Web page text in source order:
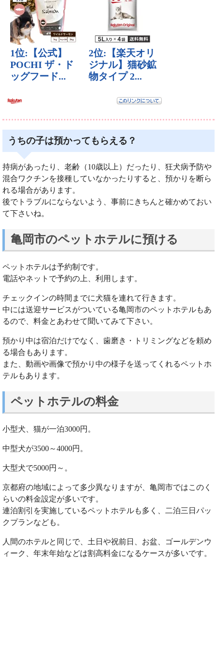
うちの子は預かってもらえる？
持病があったり、老齢（10歳以上）だったり、狂犬病予防や
混合ワクチンを接種していなかったりすると、預かりを断ら
れる場合があります。
後でトラブルにならないよう、事前にきちんと確かめておい
て下さいね。
亀岡市のペットホテルに預ける
ペットホテルは予約制です。
電話やネットで予約の上、利用します。
チェックインの時間までに犬猫を連れて行きます。
中には送迎サービスがついている亀岡市のペットホテルもあ
るので、料金とあわせて聞いてみて下さい。
預かり中は宿泊だけでなく、歯磨き・トリミングなどを頼め
る場合もあります。
また、動画や画像で預かり中の様子を送ってくれるペットホ
テルもあります。
ペットホテルの料金
小型犬、猫が一泊3000円。
中型犬が3500～4000円。
大型犬で5000円～。
京都府の地域によって多少異なりますが、亀岡市ではこのく
らいの料金設定が多いです。
連泊割引を実施しているペットホテルも多く、二泊三日パッ
クプランなども。
人間のホテルと同じで、土日や祝前日、お盆、ゴールデンウ
ィーク、年末年始などは割高料金になるケースが多いです。